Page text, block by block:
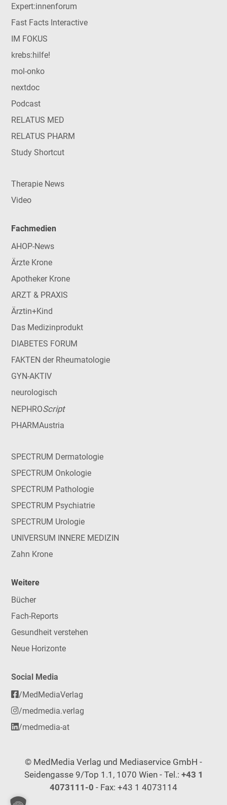
Expert:innenforum
Fast Facts Interactive
IM FOKUS
krebs:hilfe!
mol-onko
nextdoc
Podcast
RELATUS MED
RELATUS PHARM
Study Shortcut
Therapie News
Video
Fachmedien
AHOP-News
Ärzte Krone
Apotheker Krone
ARZT & PRAXIS
Ärztin+Kind
Das Medizinprodukt
DIABETES FORUM
FAKTEN der Rheumatologie
GYN-AKTIV
neurologisch
NEPHROScript
PHARMAustria
SPECTRUM Dermatologie
SPECTRUM Onkologie
SPECTRUM Pathologie
SPECTRUM Psychiatrie
SPECTRUM Urologie
UNIVERSUM INNERE MEDIZIN
Zahn Krone
Weitere
Bücher
Fach-Reports
Gesundheit verstehen
Neue Horizonte
Social Media
/MedMediaVerlag
/medmedia.verlag
/medmedia-at
© MedMedia Verlag und Mediaservice GmbH -
Seidengasse 9/Top 1.1, 1070 Wien - Tel.: +43 1
4073111-0 - Fax: +43 1 4073114